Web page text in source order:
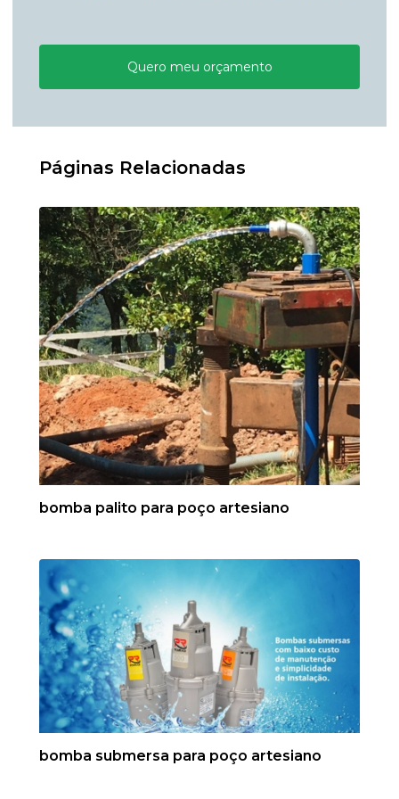
Quero meu orçamento
Páginas Relacionadas
bomba palito para poço artesiano
bomba submersa para poço artesiano